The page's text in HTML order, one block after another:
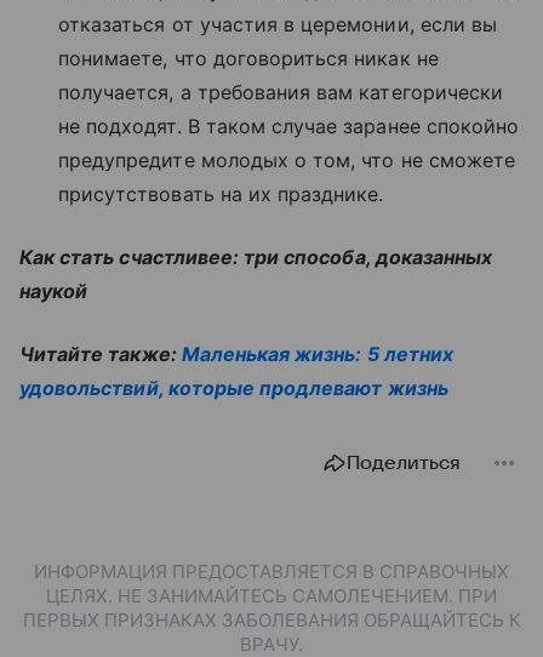
отказаться от участия в церемонии, если вы
понимаете, что договориться никак не
получается, а требования вам категорически
не подходят. В таком случае заранее спокойно
предупредите молодых о том, что не сможете
присутствовать на их празднике.
Как стать счастливее: три способа, доказанных
наукой
Читайте также: Маленькая жизнь: 5 летних
удовольствий, которые продлевают жизнь
Поделиться
ИНФОРМАЦИЯ ПРЕДОСТАВЛЯЕТСЯ В СПРАВОЧНЫХ
ЦЕЛЯХ. НЕ ЗАНИМАЙТЕСЬ САМОЛЕЧЕНИЕМ. ПРИ
ПЕРВЫХ ПРИЗНАКАХ ЗАБОЛЕВАНИЯ ОБРАЩАЙТЕСЬ К
ВРАЧУ.